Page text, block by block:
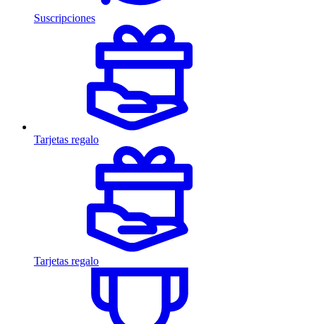
Suscripciones
Tarjetas regalo
Tarjetas regalo